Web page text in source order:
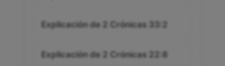
Explicación de 2 Crónicas 33:2
Explicación de 2 Crónicas 22:8